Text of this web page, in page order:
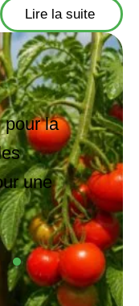
Lire la suite
pour la
une